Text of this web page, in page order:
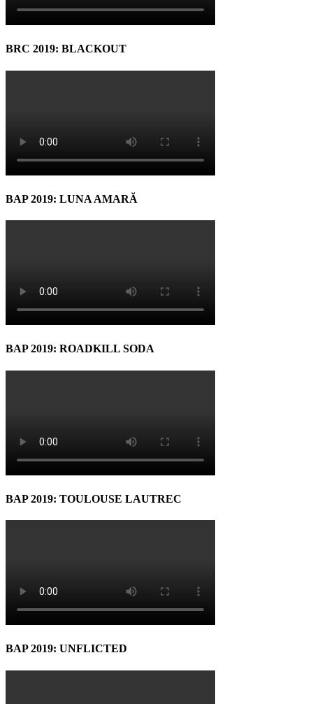
BRC 2019: BLACKOUT
BAP 2019: LUNA AMARĂ
BAP 2019: ROADKILL SODA
BAP 2019: TOULOUSE LAUTREC
BAP 2019: UNFLICTED